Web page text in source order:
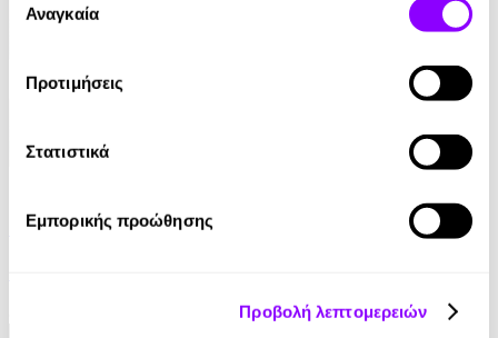
των υπηρεσιών τους.
συγκατάθεσης
Αναγκαία
Προτιμήσεις
Στατιστικά
Εμπορικής προώθησης
Προβολή λεπτομερειών
Γαλάζια Αγελάδα